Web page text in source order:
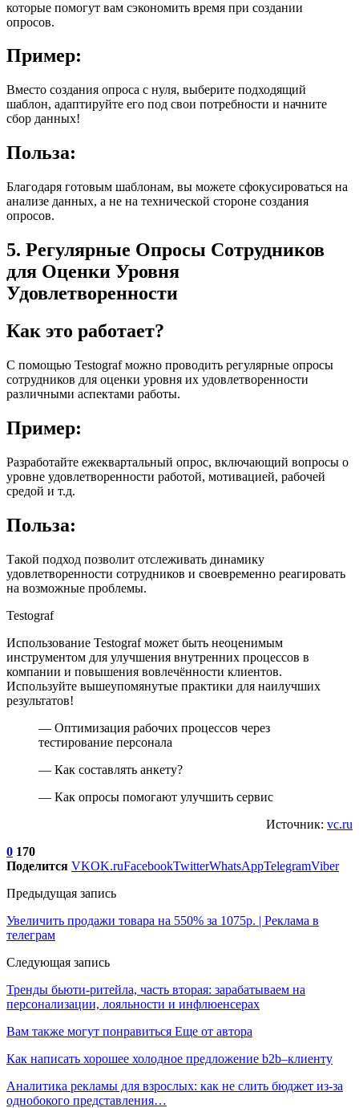
которые помогут вам сэкономить время при создании
опросов.
Пример:
Вместо создания опроса с нуля, выберите подходящий
шаблон, адаптируйте его под свои потребности и начните
сбор данных!
Польза:
Благодаря готовым шаблонам, вы можете сфокусироваться на
анализе данных, а не на технической стороне создания
опросов.
5. Регулярные Опросы Сотрудников
для Оценки Уровня
Удовлетворенности
Как это работает?
С помощью Testograf можно проводить регулярные опросы
сотрудников для оценки уровня их удовлетворенности
различными аспектами работы.
Пример:
Разработайте ежеквартальный опрос, включающий вопросы о
уровне удовлетворенности работой, мотивацией, рабочей
средой и т.д.
Польза:
Такой подход позволит отслеживать динамику
удовлетворенности сотрудников и своевременно реагировать
на возможные проблемы.
Testograf
Использование Testograf может быть неоценимым
инструментом для улучшения внутренних процессов в
компании и повышения вовлечённости клиентов.
Используйте вышеупомянутые практики для наилучших
результатов!
— Оптимизация рабочих процессов через
тестирование персонала
— Как составлять анкету?
— Как опросы помогают улучшить сервис
Источник: vc.ru
0 170
Поделится VKOK.ruFacebookTwitterWhatsAppTelegramViber
Предыдущая запись
Увеличить продажи товара на 550% за 1075р. | Реклама в
телеграм
Следующая запись
Тренды бьюти-ритейла, часть вторая: зарабатываем на
персонализации, лояльности и инфлюенсерах
Вам также могут понравиться Еще от автора
Как написать хорошее холодное предложение b2b–клиенту
Аналитика рекламы для взрослых: как не слить бюджет из-за
однобокого представления…